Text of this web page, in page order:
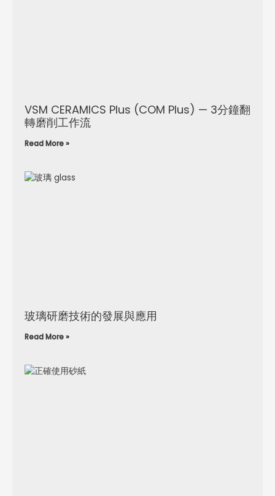
VSM CERAMICS Plus (COM Plus) — 3分鐘翻
轉磨削工作流
Read More »
玻璃研磨技術的發展與應用
Read More »